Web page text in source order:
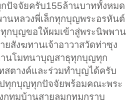
ปัจจัยครับ155ล้านบาททั้งหมด
นหลวงพี่เล็กทุกบุญพระอรหันต์
ทุกบุญขอให้ผมเข้าสู่พระนิพพาน
ยสังฆทานเจ้าอาวาสวัดท่าซุง
นโมทนาบุญสาธุทุกบุญทุก
สตางค์และร่วมทำบุญได้ครับ
ทุกบุญทุกปัจจัยพร้อมคณะพระ
กทมบ้านสายลมกทมกราบ